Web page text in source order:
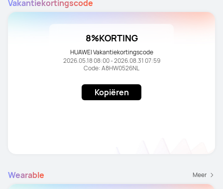
Vakantiekortingscode
8%KORTING
HUAWEI Vakantiekortingscode
2026.05.18 08:00 - 2026.08.31 07:59
Code: A8HW0526NL
Kopiëren
Wearable Meer